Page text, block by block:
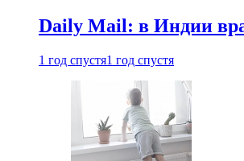
Daily Mail: в Индии
1 год спустя1 год спустя